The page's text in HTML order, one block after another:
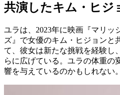
共演したキム・ヒジ
ユラは、2023年に映画『マリッ
ズ』で女優のキム・ヒジョンと
て、彼女は新たな挑戦を経験し
らに広げている。ユラの体重の
響を与えているのかもしれない。